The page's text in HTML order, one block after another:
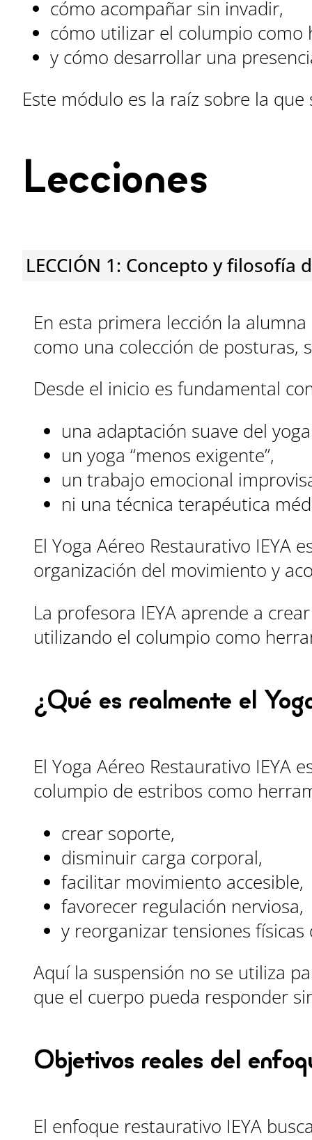
cómo acompañar sin invadir,
cómo utilizar el columpio
y cómo desarrollar una
Este módulo es la raíz sobre la
Lecciones
LECCIÓN 1: Concepto y filosofía
En esta primera lección la
como una colección de posturas,
Desde el inicio es fundamental
una adaptación suave del
un yoga “menos exigente”,
un trabajo emocional
ni una técnica terapéutica
El Yoga Aéreo Restaurativo
organización del movimiento y
La profesora IEYA aprende a
utilizando el columpio como
¿Qué es realmente el
El Yoga Aéreo Restaurativo IEYA
columpio de estribos como
crear soporte,
disminuir carga corporal,
facilitar movimiento accesible,
favorecer regulación nerviosa,
y reorganizar tensiones
Aquí la suspensión no se utiliza
que el cuerpo pueda responder
Objetivos reales del
El enfoque restaurativo IEYA